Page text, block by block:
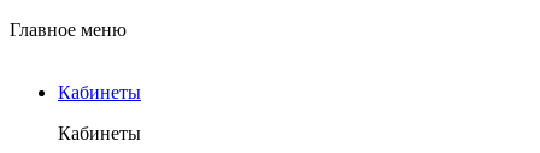
Главное меню
Кабинеты
Кабинеты